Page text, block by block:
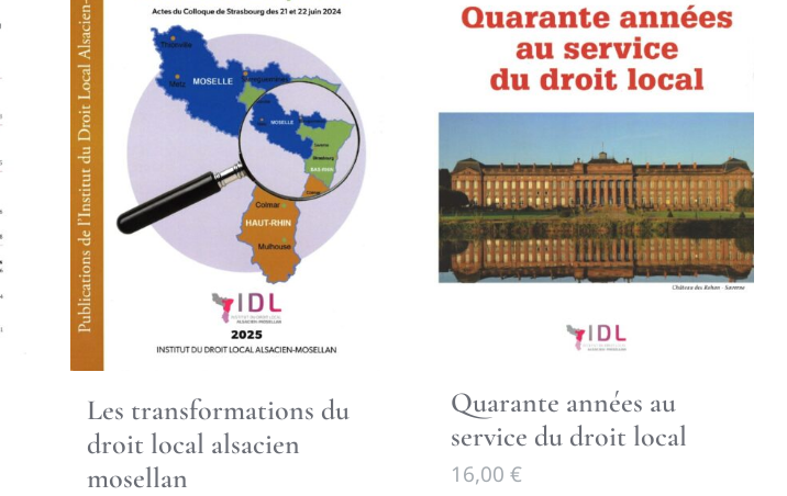
Les transformations du
droit local alsacien
mosellan
Quarante années au
service du droit local
16,00€